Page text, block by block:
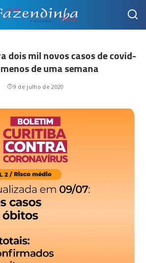
dois mil novos casos de covid-
de uma semana
9 de julho de 2020